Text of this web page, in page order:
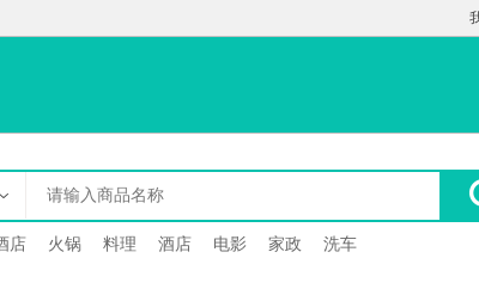
店 火锅 料理 酒店 电影 家政 洗车